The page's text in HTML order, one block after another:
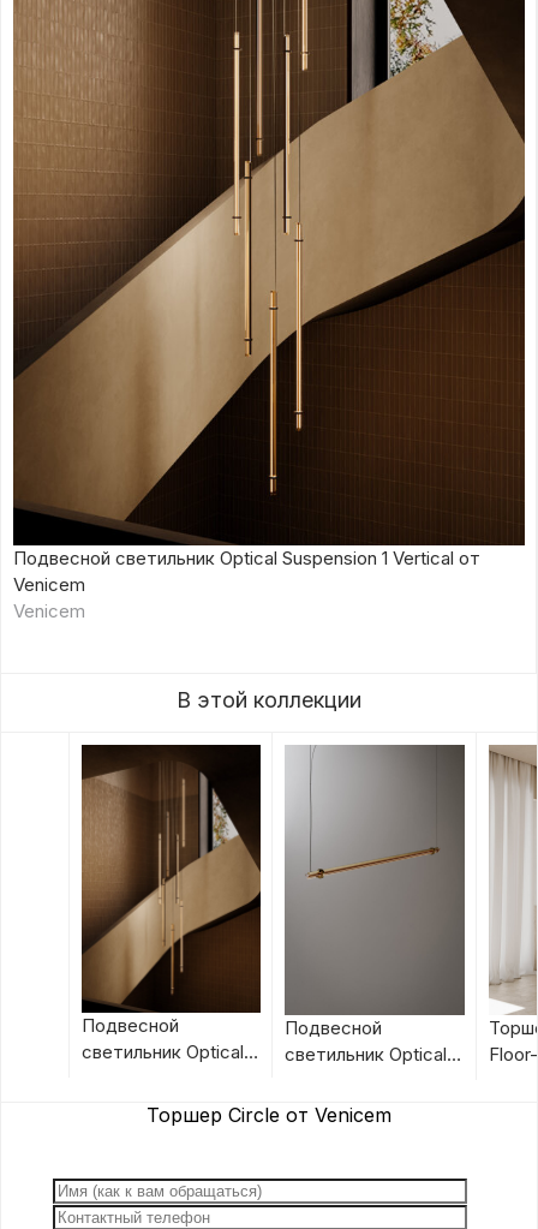
Подвесной светильник Optical Suspension 1 Vertical от
Venicem
Venicem
В этой коллекции
Подвесной
светильник Optical
от Venicem
Подвесной
светильник Optical
Venicem
Торшер Circle от Venicem